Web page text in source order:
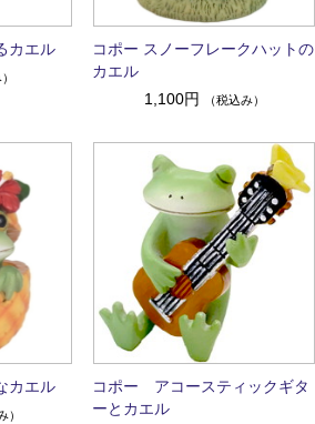
カエル
コポー スノーフレークハットの
カエル
1,100円
（税込み）
カエル
）
コポー アコースティックギタ
ーとカエル